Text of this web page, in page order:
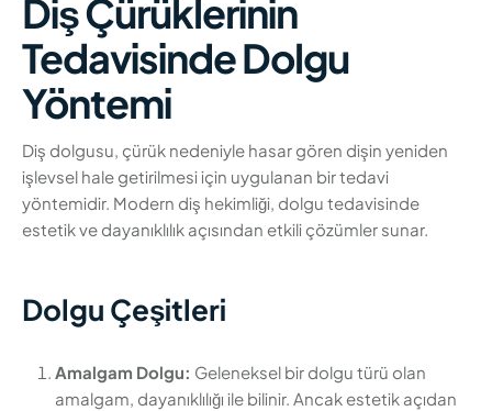
Diş Çürüklerinin
Tedavisinde Dolgu
Yöntemi
Diş dolgusu, çürük nedeniyle hasar gören dişin yeniden
işlevsel hale getirilmesi için uygulanan bir tedavi
yöntemidir. Modern diş hekimliği, dolgu tedavisinde
estetik ve dayanıklılık açısından etkili çözümler sunar.
Dolgu Çeşitleri
Amalgam Dolgu: Geleneksel bir dolgu türü olan
amalgam, dayanıklılığı ile bilinir. Ancak estetik açıdan